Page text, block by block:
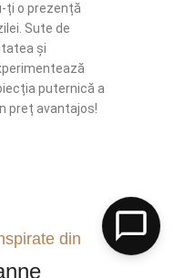
ți o prezență
Sute de
și
puternică a
preț avantajos!
din